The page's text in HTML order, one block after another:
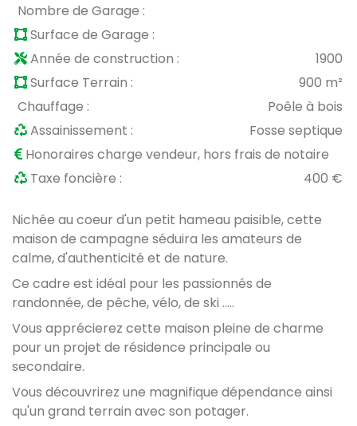
Nombre de Garage :
Surface de Garage :
Année de construction :
1900
Surface Terrain :
900 m²
Chauffage :
Poêle à bois
Assainissement :
Fosse septique
Honoraires charge vendeur, hors frais de notaire
Taxe foncière :
400 €
Nichée au coeur d'un petit hameau paisible, cette
maison de campagne séduira les amateurs de
calme, d'authenticité et de nature.
Ce cadre est idéal pour les passionnés de
randonnée, de pêche, vélo, de ski .....
Vous apprécierez cette maison pleine de charme
pour un projet de résidence principale ou
secondaire.
Vous découvrirez une magnifique dépendance ainsi
qu'un grand terrain avec son potager.